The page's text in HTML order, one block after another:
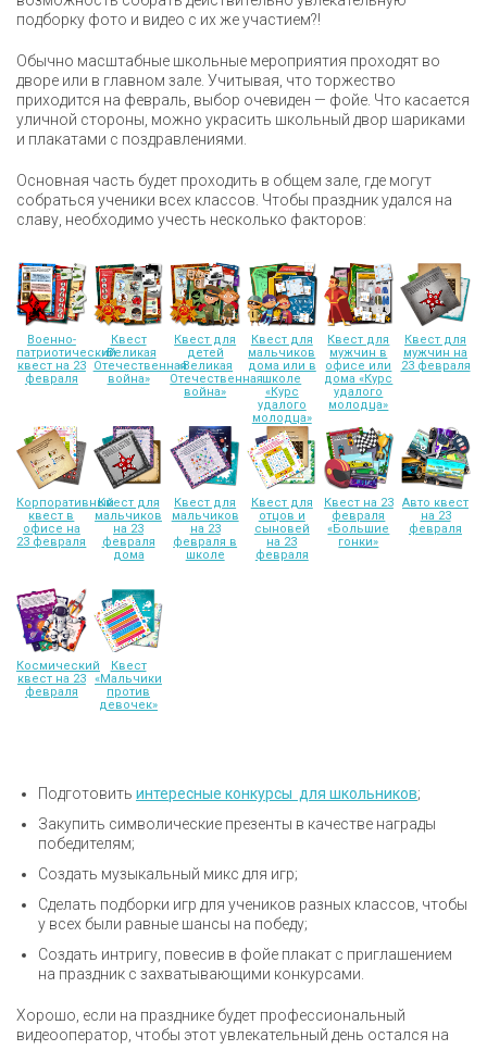
подборку фото и видео с их же участием?!
Обычно масштабные школьные мероприятия проходят во
дворе или в главном зале. Учитывая, что торжество
приходится на февраль, выбор очевиден — фойе. Что касается
уличной стороны, можно украсить школьный двор шариками
и плакатами с поздравлениями.
Основная часть будет проходить в общем зале, где могут
собраться ученики всех классов. Чтобы праздник удался на
славу, необходимо учесть несколько факторов:
Военно-
патриотический
квест на 23
февраля
Квест
«Великая
Отечественная
война»
Квест для
детей
«Великая
Отечественная
война»
Квест для
мальчиков
дома или в
школе
«Курс
удалого
молодца»
Квест для
мужчин в
офисе или
дома «Курс
удалого
молодца»
Квест для
мужчин на
23 февраля
Корпоративный
квест в
офисе на
23 февраля
Квест для
мальчиков
на 23
февраля
дома
Квест для
мальчиков
на 23
февраля в
школе
Квест для
отцов и
сыновей
на 23
февраля
Квест на 23
февраля
«Большие
гонки»
Авто квест
на 23
февраля
Космический
квест на 23
февраля
Квест
«Мальчики
против
девочек»
Подготовить интересные конкурсы для школьников;
Закупить символические презенты в качестве награды
победителям;
Создать музыкальный микс для игр;
Сделать подборки игр для учеников разных классов, чтобы
у всех были равные шансы на победу;
Создать интригу, повесив в фойе плакат с приглашением
на праздник с захватывающими конкурсами.
Хорошо, если на празднике будет профессиональный
видеооператор, чтобы этот увлекательный день остался на